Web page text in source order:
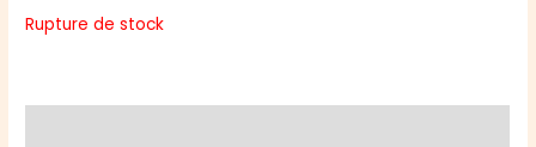
Rupture de stock